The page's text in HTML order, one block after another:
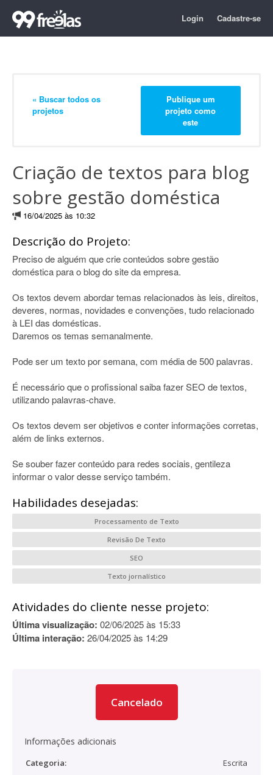
Login Cadastre-se
« Buscar todos os
projetos
Publique um
projeto como
este
Criação de textos para blog
sobre gestão doméstica
16/04/2025 às 10:32
Descrição do Projeto:
Preciso de alguém que crie conteúdos sobre gestão
doméstica para o blog do site da empresa.
Os textos devem abordar temas relacionados às leis, direitos,
deveres, normas, novidades e convenções, tudo relacionado
à LEI das domésticas.
Daremos os temas semanalmente.
Pode ser um texto por semana, com média de 500 palavras.
É necessário que o profissional saiba fazer SEO de textos,
utilizando palavras-chave.
Os textos devem ser objetivos e conter informações corretas,
além de links externos.
Se souber fazer conteúdo para redes sociais, gentileza
informar o valor desse serviço também.
Habilidades desejadas:
Processamento de Texto
Revisão De Texto
SEO
Texto jornalístico
Atividades do cliente nesse projeto:
Última visualização: 02/06/2025 às 15:33
Última interação: 26/04/2025 às 14:29
Cancelado
Informações adicionais
Categoria:
Escrita